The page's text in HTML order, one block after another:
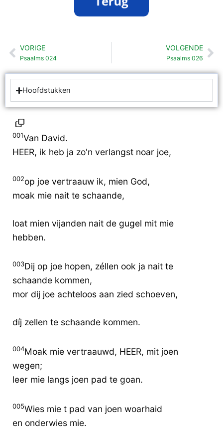
Vorige
VORIGE
Psaalms 024
VOLGENDE
Psaalms 026
Hoofdstukken
001Van David.
HEER, ik heb ja zo'n verlangst noar joe,
002op joe vertraauw ik, mien God,
moak mie nait te schaande,
loat mien vijanden nait de gugel mit mie
hebben.
003Dij op joe hopen, zéllen ook ja nait te
schaande kommen,
mor dij joe achteloos aan zied schoeven,
díj zellen te schaande kommen.
004Moak mie vertraauwd, HEER, mit joen
wegen;
leer mie langs joen pad te goan.
005Wies mie t pad van joen woarhaid
en onderwies mie.